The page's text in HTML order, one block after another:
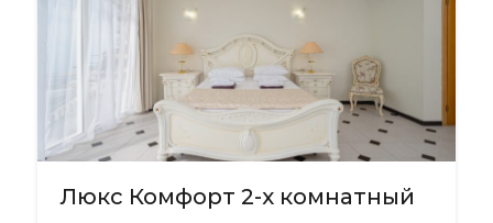
Люкс Комфорт 2-х комнатный